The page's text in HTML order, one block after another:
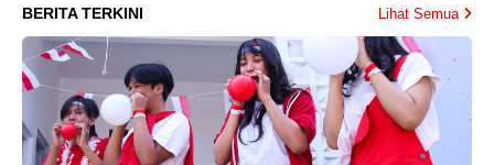
BERITA TERKINI Lihat Semua